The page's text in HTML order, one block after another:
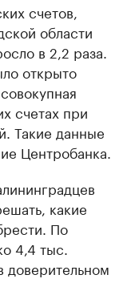
счетов,
области
в 2,2 раза.
открыто
счетах при
Такие данные
Центробанка.
какие
По
4,4 тыс.
доверительном